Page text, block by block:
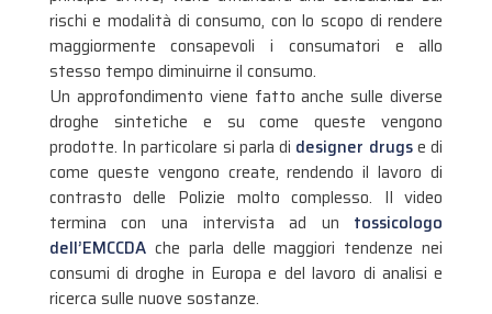
rischi e modalità di consumo, con lo scopo di rendere
maggiormente consapevoli i consumatori e allo
stesso tempo diminuirne il consumo.
Un approfondimento viene fatto anche sulle diverse
droghe sintetiche e su come queste vengono
prodotte. In particolare si parla di designer drugse di
come queste vengono create, rendendo il lavoro di
contrasto delle Polizie molto complesso. Il video
termina con una intervista ad un tossicologo
dell’EMCCDAche parla delle maggiori tendenze nei
consumi di droghe in Europa e del lavoro di analisi e
ricerca sulle nuove sostanze.